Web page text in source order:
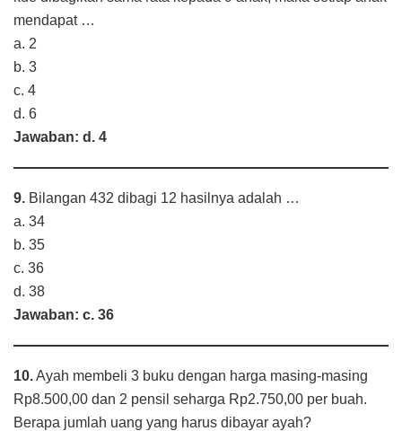
mendapat …
a. 2
b. 3
c. 4
d. 6
Jawaban: d. 4
9. Bilangan 432 dibagi 12 hasilnya adalah …
a. 34
b. 35
c. 36
d. 38
Jawaban: c. 36
10.Ayah membeli 3 buku dengan harga masing-masing
Rp8.500,00 dan 2 pensil seharga Rp2.750,00 per buah.
Berapa jumlah uang yang harus dibayar ayah?